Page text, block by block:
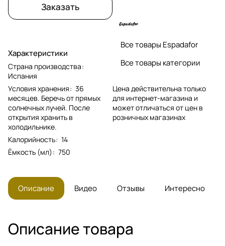
Заказать
Характеристики
Страна производства:
Испания
Условия хранения: 36
месяцев. Беречь от прямых
солнечных лучей. После
открытия хранить в
холодильнике.
Калорийность: 14
Ёмкость (мл) : 750
Все товары Espadafor
Все товары категории
Цена действительна только
для интернет-магазина и
может отличаться от цен в
розничных магазинах
Описание Видео Отзывы Интересно
Описание товара